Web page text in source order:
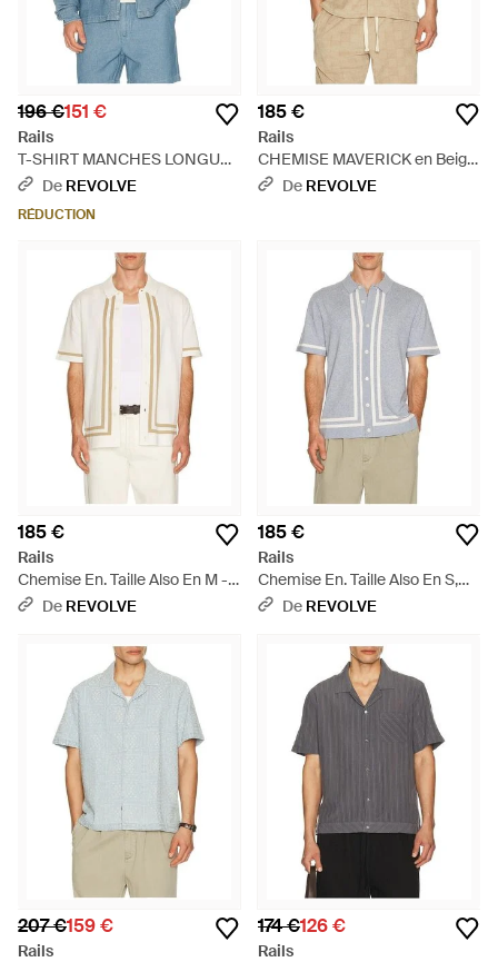
196 €151 €
Rails
T-SHIRT MANCHES LONGUES
HAYES en Blue - Bleu
De REVOLVE
RÉDUCTION
185 €
Rails
CHEMISE MAVERICK en Beige
- Neutre
De REVOLVE
185 €
Rails
Chemise En. Taille Also En M -
Neutre
De REVOLVE
185 €
Rails
Chemise En. Taille Also En S,
Xl/1X - Multicolore
De REVOLVE
207 €159 €
Rails
174 €126 €
Rails